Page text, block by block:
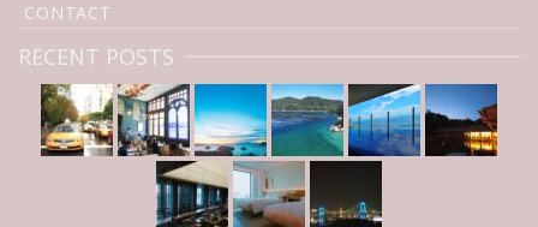
CONTACT
RECENT POSTS